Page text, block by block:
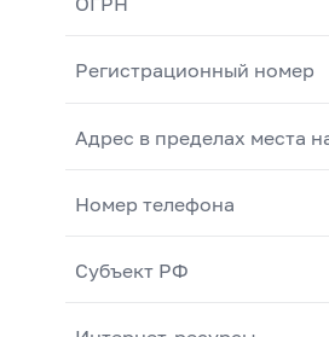
Регистрационный номер
Адрес в пределах места
Номер телефона
Субъект РФ